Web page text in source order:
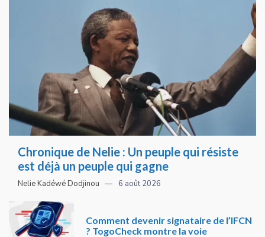
Chronique de Nelie : Un peuple qui résiste
est déjà un peuple qui gagne
Nelie Kadéwé Dodjinou 6 août 2026
Comment devenir signataire de l’IFCN
? TogoCheck montre la voie